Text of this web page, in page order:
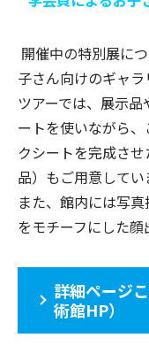
開催中の特別展に
子さん向けのギャラ
ツアーでは、展示
ートを使いながら
クシートを完成さ
品）もご用意してい
また、館内には写
をモチーフにした顔
詳細ページ
術館HP）